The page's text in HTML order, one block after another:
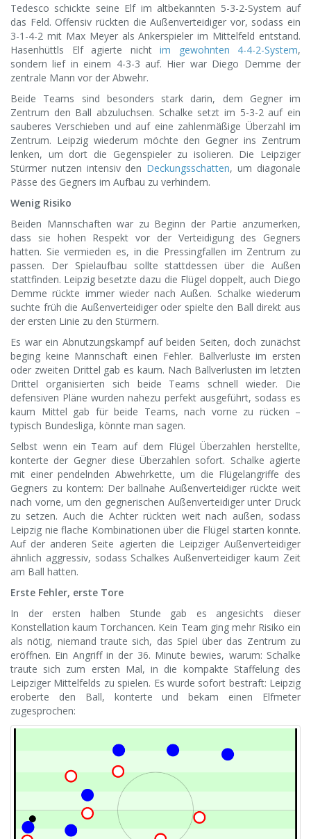
Tedesco schickte seine Elf im altbekannten 5-3-2-System auf
das Feld. Offensiv rückten die Außenverteidiger vor, sodass ein
3-1-4-2 mit Max Meyer als Ankerspieler im Mittelfeld entstand.
Hasenhüttls Elf agierte nicht im gewohnten 4-4-2-System,
sondern lief in einem 4-3-3 auf. Hier war Diego Demme der
zentrale Mann vor der Abwehr.
Beide Teams sind besonders stark darin, dem Gegner im
Zentrum den Ball abzuluchsen. Schalke setzt im 5-3-2 auf ein
sauberes Verschieben und auf eine zahlenmäßige Überzahl im
Zentrum. Leipzig wiederum möchte den Gegner ins Zentrum
lenken, um dort die Gegenspieler zu isolieren. Die Leipziger
Stürmer nutzen intensiv den Deckungsschatten, um diagonale
Pässe des Gegners im Aufbau zu verhindern.
Wenig Risiko
Beiden Mannschaften war zu Beginn der Partie anzumerken,
dass sie hohen Respekt vor der Verteidigung des Gegners
hatten. Sie vermieden es, in die Pressingfallen im Zentrum zu
passen. Der Spielaufbau sollte stattdessen über die Außen
stattfinden. Leipzig besetzte dazu die Flügel doppelt, auch Diego
Demme rückte immer wieder nach Außen. Schalke wiederum
suchte früh die Außenverteidiger oder spielte den Ball direkt aus
der ersten Linie zu den Stürmern.
Es war ein Abnutzungskampf auf beiden Seiten, doch zunächst
beging keine Mannschaft einen Fehler. Ballverluste im ersten
oder zweiten Drittel gab es kaum. Nach Ballverlusten im letzten
Drittel organisierten sich beide Teams schnell wieder. Die
defensiven Pläne wurden nahezu perfekt ausgeführt, sodass es
kaum Mittel gab für beide Teams, nach vorne zu rücken –
typisch Bundesliga, könnte man sagen.
Selbst wenn ein Team auf dem Flügel Überzahlen herstellte,
konterte der Gegner diese Überzahlen sofort. Schalke agierte
mit einer pendelnden Abwehrkette, um die Flügelangriffe des
Gegners zu kontern: Der ballnahe Außenverteidiger rückte weit
nach vorne, um den gegnerischen Außenverteidiger unter Druck
zu setzen. Auch die Achter rückten weit nach außen, sodass
Leipzig nie flache Kombinationen über die Flügel starten konnte.
Auf der anderen Seite agierten die Leipziger Außenverteidiger
ähnlich aggressiv, sodass Schalkes Außenverteidiger kaum Zeit
am Ball hatten.
Erste Fehler, erste Tore
In der ersten halben Stunde gab es angesichts dieser
Konstellation kaum Torchancen. Kein Team ging mehr Risiko ein
als nötig, niemand traute sich, das Spiel über das Zentrum zu
eröffnen. Ein Angriff in der 36. Minute bewies, warum: Schalke
traute sich zum ersten Mal, in die kompakte Staffelung des
Leipziger Mittelfelds zu spielen. Es wurde sofort bestraft: Leipzig
eroberte den Ball, konterte und bekam einen Elfmeter
zugesprochen: